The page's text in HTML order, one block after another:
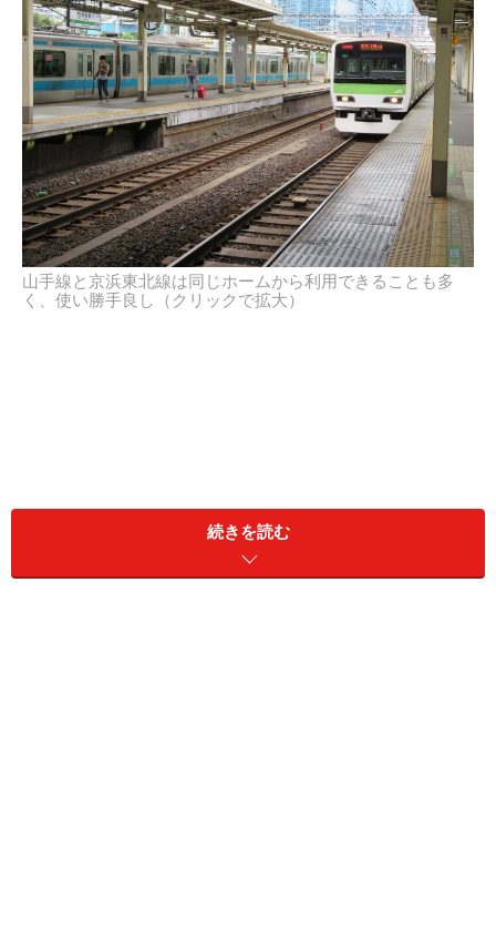
山手線と京浜東北線は同じホームから利用できることも多
く、使い勝手良し（クリックで拡大）
続きを読む